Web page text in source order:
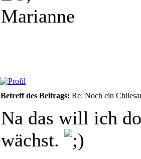
Marianne
Betreff des Beitrags: Re: Noch ein
Na das will ich
wächst.